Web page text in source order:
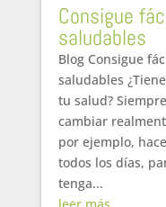
Consigue
saludables
Blog Consigue
saludables
tu salud?
cambiar
por ejemplo,
todos los días,
tenga...